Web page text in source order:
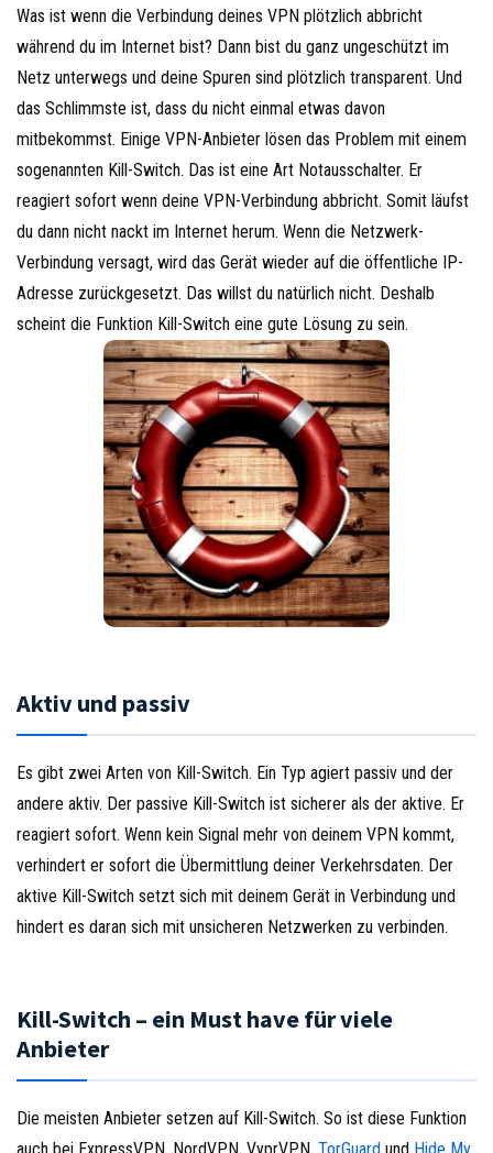
Was ist wenn die Verbindung deines VPN plötzlich abbricht
während du im Internet bist? Dann bist du ganz ungeschützt im
Netz unterwegs und deine Spuren sind plötzlich transparent. Und
das Schlimmste ist, dass du nicht einmal etwas davon
mitbekommst. Einige VPN-Anbieter lösen das Problem mit einem
sogenannten Kill-Switch. Das ist eine Art Notausschalter. Er
reagiert sofort wenn deine VPN-Verbindung abbricht. Somit läufst
du dann nicht nackt im Internet herum. Wenn die Netzwerk-
Verbindung versagt, wird das Gerät wieder auf die öffentliche IP-
Adresse zurückgesetzt. Das willst du natürlich nicht. Deshalb
scheint die Funktion Kill-Switch eine gute Lösung zu sein.
Aktiv und passiv
Es gibt zwei Arten von Kill-Switch. Ein Typ agiert passiv und der
andere aktiv. Der passive Kill-Switch ist sicherer als der aktive. Er
reagiert sofort. Wenn kein Signal mehr von deinem VPN kommt,
verhindert er sofort die Übermittlung deiner Verkehrsdaten. Der
aktive Kill-Switch setzt sich mit deinem Gerät in Verbindung und
hindert es daran sich mit unsicheren Netzwerken zu verbinden.
Kill-Switch – ein Must have für viele
Anbieter
Die meisten Anbieter setzen auf Kill-Switch. So ist diese Funktion